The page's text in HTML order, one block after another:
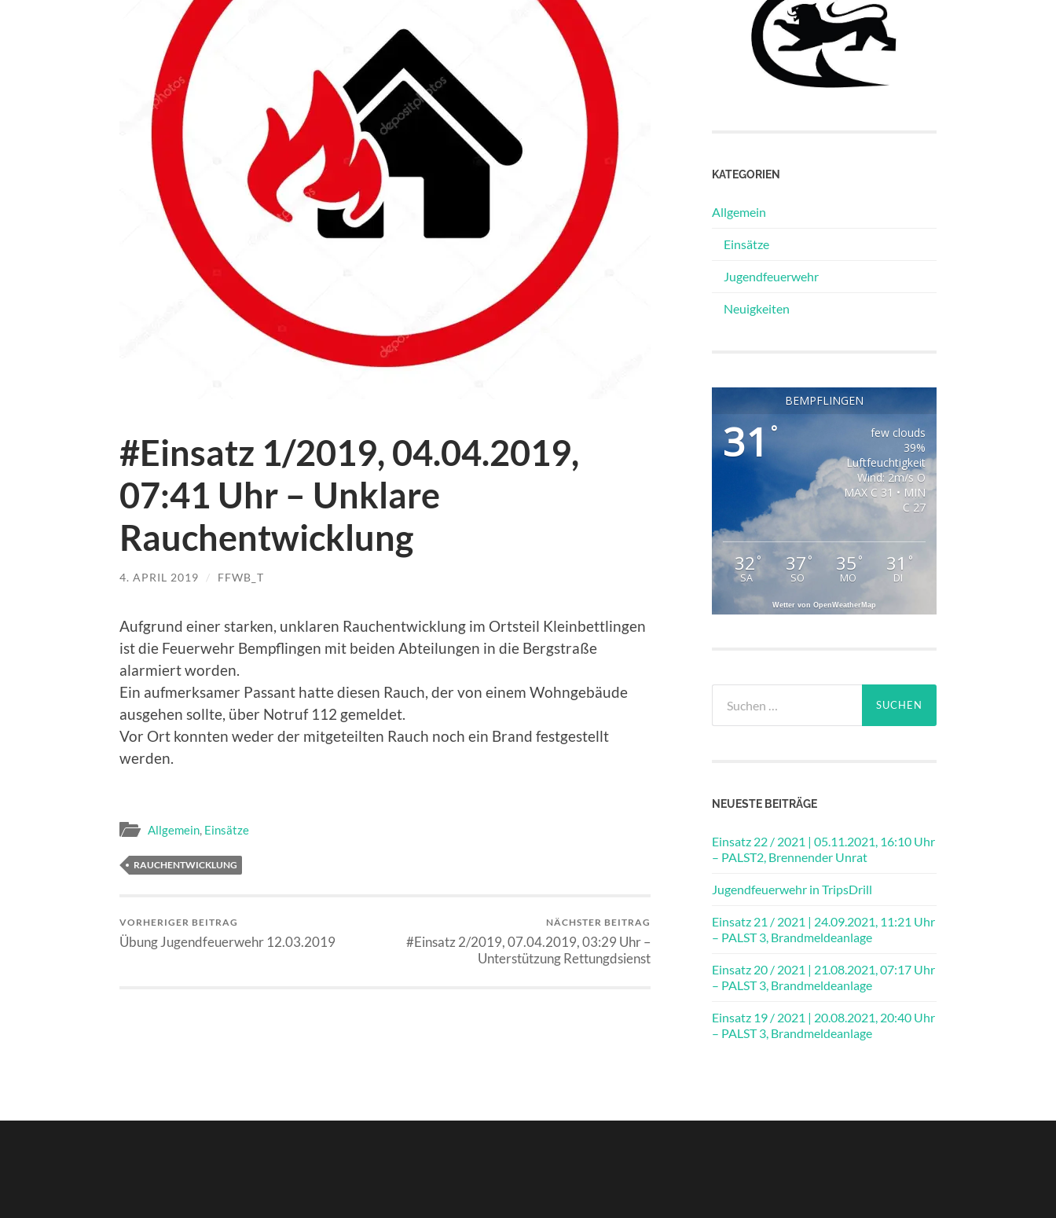
#Einsatz 1/2019, 04.04.2019,
07:41 Uhr – Unklare
Rauchentwicklung
4. APRIL 2019 / FFWB_T
Aufgrund einer starken, unklaren Rauchentwicklung im Ortsteil Kleinbettlingen
ist die Feuerwehr Bempflingen mit beiden Abteilungen in die Bergstraße
alarmiert worden.
Ein aufmerksamer Passant hatte diesen Rauch, der von einem Wohngebäude
ausgehen sollte, über Notruf 112 gemeldet.
Vor Ort konnten weder der mitgeteilten Rauch noch ein Brand festgestellt
werden.
Allgemein, Einsätze
RAUCHENTWICKLUNG
VORHERIGER BEITRAG
Übung Jugendfeuerwehr 12.03.2019
NÄCHSTER BEITRAG
#Einsatz 2/2019, 07.04.2019, 03:29 Uhr –
Unterstützung Rettungdsienst
KATEGORIEN
Allgemein
Einsätze
Jugendfeuerwehr
Neuigkeiten
BEMPFLINGEN
31°
few clouds
39%
Luftfeuchtigkeit
Wind: 2m/s O
MAX C 31 • MIN
C 27
32 °
SA
37 °
SO
35 °
MO
31 °
DI
Wetter von OpenWeatherMap
nach:
NEUESTE BEITRÄGE
Einsatz 22 / 2021 | 05.11.2021, 16:10 Uhr
– PALST2, Brennender Unrat
Jugendfeuerwehr in TripsDrill
Einsatz 21 / 2021 | 24.09.2021, 11:21 Uhr
– PALST 3, Brandmeldeanlage
Einsatz 20 / 2021 | 21.08.2021, 07:17 Uhr
– PALST 3, Brandmeldeanlage
Einsatz 19 / 2021 | 20.08.2021, 20:40 Uhr
– PALST 3, Brandmeldeanlage